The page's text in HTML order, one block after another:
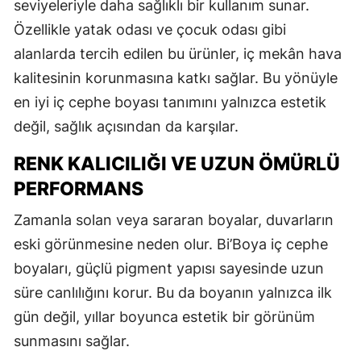
seviyeleriyle daha sağlıklı bir kullanım sunar.
Özellikle yatak odası ve çocuk odası gibi
alanlarda tercih edilen bu ürünler, iç mekân hava
kalitesinin korunmasına katkı sağlar. Bu yönüyle
en iyi iç cephe boyası tanımını yalnızca estetik
değil, sağlık açısından da karşılar.
RENK KALICILIĞI VE UZUN ÖMÜRLÜ
PERFORMANS
Zamanla solan veya sararan boyalar, duvarların
eski görünmesine neden olur. Bi’Boya iç cephe
boyaları, güçlü pigment yapısı sayesinde uzun
süre canlılığını korur. Bu da boyanın yalnızca ilk
gün değil, yıllar boyunca estetik bir görünüm
sunmasını sağlar.